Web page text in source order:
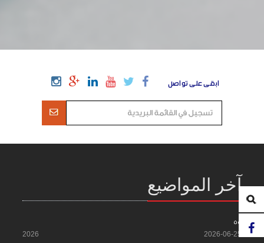
ابقى على تواصل
آخر المواضيع
55
2026-06-25
2026